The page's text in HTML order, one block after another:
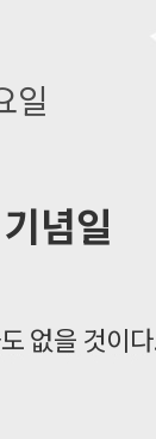
일
념일
없을 것이